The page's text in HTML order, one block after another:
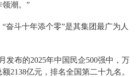
潮。”
奋斗十年添个零”是其集团最广为人
发布的2025年中国民企500强中，万
2138亿元，排名全国第二十九名。